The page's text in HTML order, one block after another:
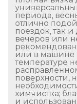
периода,
отлично
поездок, так
вечеров или
или в
температуре
поверхности,
химчистка;
и